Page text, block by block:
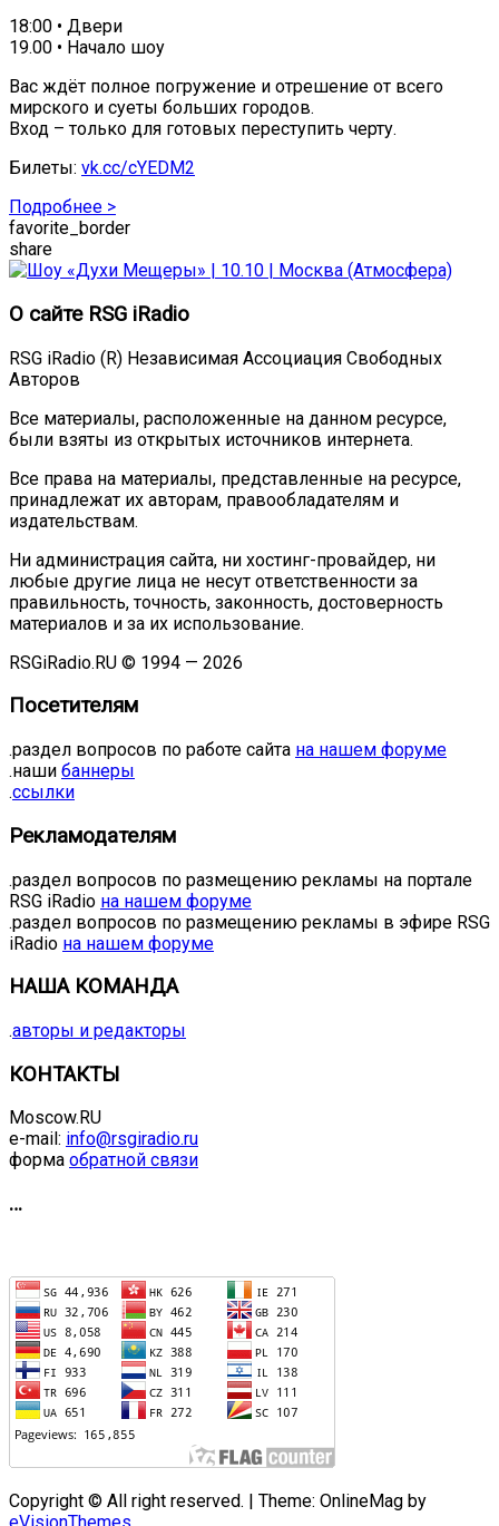
18:00 • Двери
19.00 • Начало шоу
Вас ждёт полное погружение и отрешение от всего
мирского и суеты больших городов.
Вход – только для готовых переступить черту.
Билеты: vk.cc/cYEDM2
Подробнее >
favorite_border
share
О сайте RSG iRadio
RSG iRadio (R) Независимая Ассоциация Свободных
Авторов
Все материалы, расположенные на данном ресурсе,
были взяты из открытых источников интернета.
Все права на материалы, представленные на ресурсе,
принадлежат их авторам, правообладателям и
издательствам.
Ни администрация сайта, ни хостинг-провайдер, ни
любые другие лица не несут ответственности за
правильность, точность, законность, достоверность
материалов и за их использование.
RSGiRadio.RU © 1994 — 2026
Посетителям
.раздел вопросов по работе сайта на нашем форуме
.наши баннеры
.ссылки
Рекламодателям
.раздел вопросов по размещению рекламы на портале
RSG iRadio на нашем форуме
.раздел вопросов по размещению рекламы в эфире RSG
iRadio на нашем форуме
НАША КОМАНДА
.авторы и редакторы
КОНТАКТЫ
Moscow.RU
e-mail: info@rsgiradio.ru
форма обратной связи
…
Copyright © All right reserved. | Theme: OnlineMag by